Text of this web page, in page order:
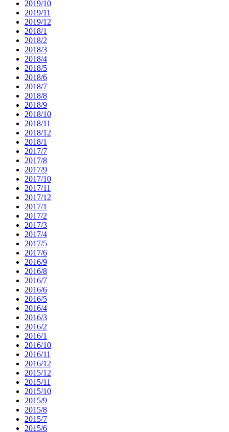
2019/10
2019/11
2019/12
2018/1
2018/2
2018/3
2018/4
2018/5
2018/6
2018/7
2018/8
2018/9
2018/10
2018/11
2018/12
2018/1
2017/7
2017/8
2017/9
2017/10
2017/11
2017/12
2017/1
2017/2
2017/3
2017/4
2017/5
2017/6
2016/9
2016/8
2016/7
2016/6
2016/5
2016/4
2016/3
2016/2
2016/1
2016/10
2016/11
2016/12
2015/12
2015/11
2015/10
2015/9
2015/8
2015/7
2015/6